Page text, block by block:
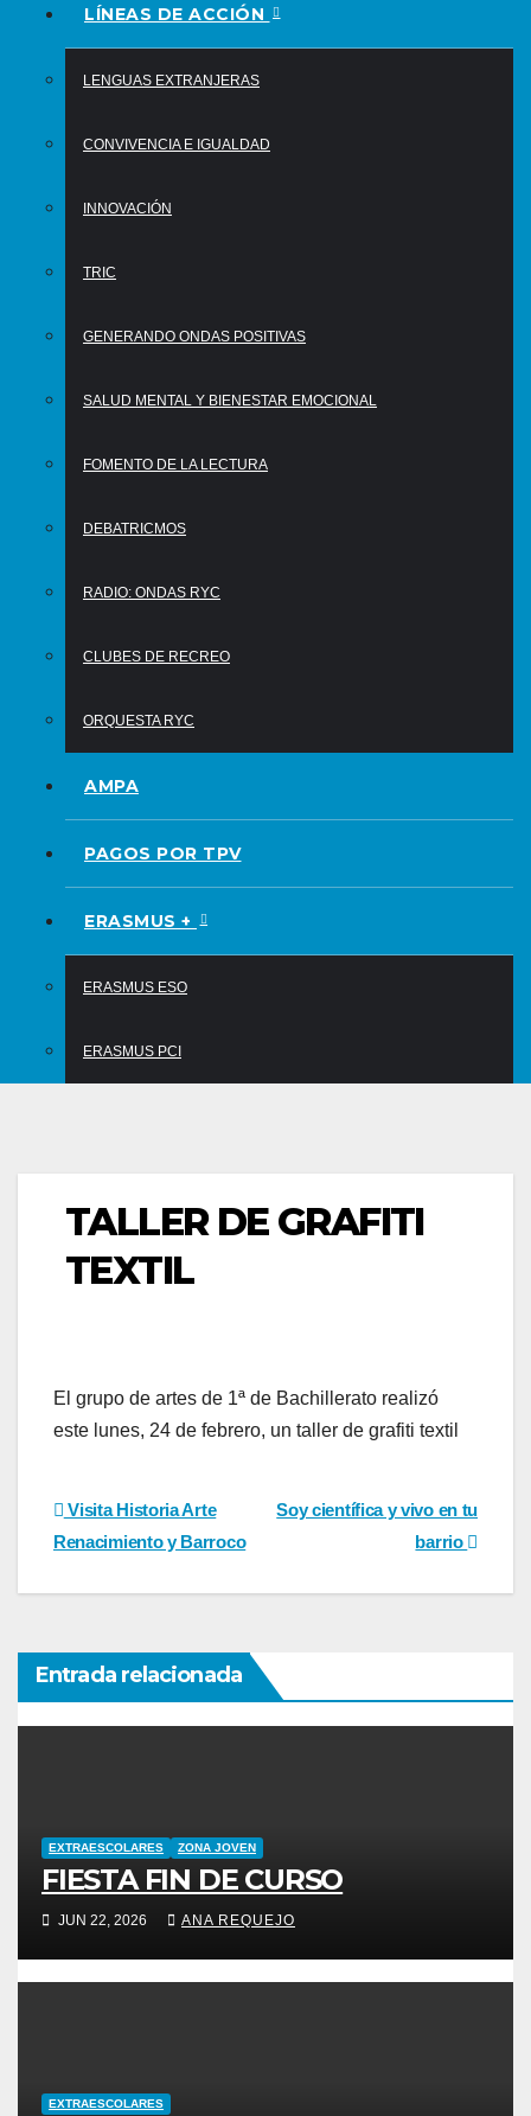
LÍNEAS DE ACCIÓN
LENGUAS EXTRANJERAS
CONVIVENCIA E IGUALDAD
INNOVACIÓN
TRIC
GENERANDO ONDAS POSITIVAS
SALUD MENTAL Y BIENESTAR EMOCIONAL
FOMENTO DE LA LECTURA
DEBATRICMOS
RADIO: ONDAS RYC
CLUBES DE RECREO
ORQUESTA RYC
AMPA
PAGOS POR TPV
ERASMUS +
ERASMUS ESO
ERASMUS PCI
TALLER DE GRAFITI
TEXTIL
El grupo de artes de 1ª de Bachillerato realizó
este lunes, 24 de febrero, un taller de grafiti textil
Navegación
de
Soy científica y vivo en tu
barrio
Visita Historia Arte
Renacimiento y Barroco
Entrada relacionada
EXTRAESCOLARES ZONA JOVEN
FIESTA FIN DE CURSO
JUN 22, 2026 ANA REQUEJO
EXTRAESCOLARES